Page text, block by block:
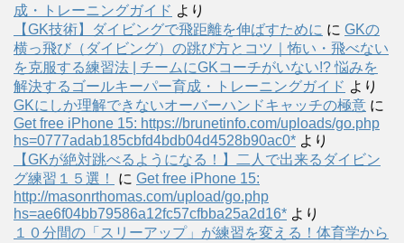
成・トレーニングガイド より
【GK技術】ダイビングで飛距離を伸ばすために に GKの
横っ飛び（ダイビング）の跳び方とコツ｜怖い・飛べない
を克服する練習法 | チームにGKコーチがいない!? 悩みを
解決するゴールキーパー育成・トレーニングガイド より
GKにしか理解できないオーバーハンドキャッチの極意 に
Get free iPhone 15: https://brunetinfo.com/uploads/go.php
hs=0777adab185cbfd4bdb04d4528b90ac0* より
【GKが絶対跳べるようになる！】二人で出来るダイビン
グ練習１５選！
に Get free iPhone 15:
http://masonrthomas.com/upload/go.php
hs=ae6f04bb79586a12fc57cfbba25a2d16* より
１０分間の「スリーアップ」が練習を変える！体育学から